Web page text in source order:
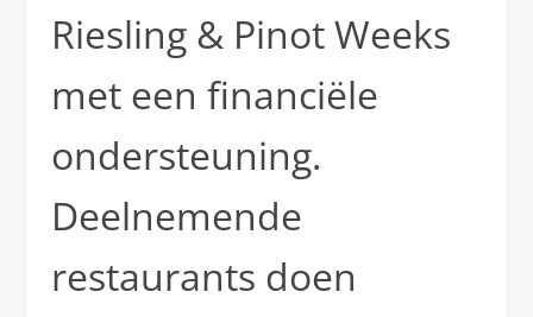
Riesling & Pinot Weeks
met een financiële
ondersteuning.
Deelnemende
restaurants doen